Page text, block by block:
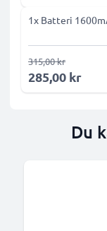
1x Batteri
285,00 kr
315,00 kr
Du